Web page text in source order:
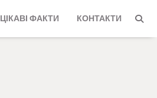
ЦІКАВІ ФАКТИ КОНТАКТИ